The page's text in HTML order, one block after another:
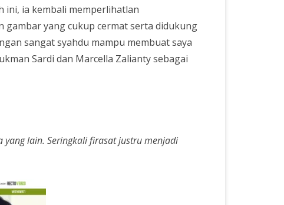
ini, ia kembali memperlihatlan
gambar yang cukup cermat serta didukung
sangat syahdu mampu membuat saya
Sardi dan Marcella Zalianty sebagai
lain. Seringkali firasat justru menjadi